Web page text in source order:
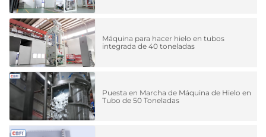
Máquina para hacer hielo en tubos
integrada de 40 toneladas
Puesta en Marcha de Máquina de Hielo en
Tubo de 50 Toneladas